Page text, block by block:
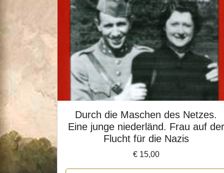
Durch die Maschen des Netzes.
Eine junge niederländ. Frau auf der
Flucht für die Nazis
€15,00